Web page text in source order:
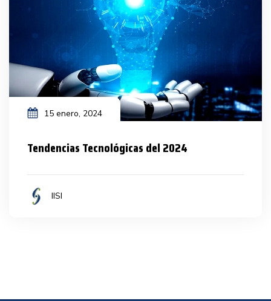
15 enero, 2024
Tendencias Tecnológicas del 2024
IISI